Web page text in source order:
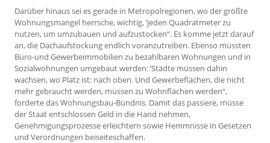
Darüber hinaus sei es gerade in Metropolregionen, wo der größte
Wohnungsmangel herrsche, wichtig, ‛jeden Quadratmeter zu
nutzen, um umzubauen und aufzustocken“. Es komme jetzt darauf
an, die Dachaufstockung endlich voranzutreiben. Ebenso müssten
Büro-und Gewerbeimmobilien zu bezahlbaren Wohnungen und in
Sozialwohnungen umgebaut werden: ‛Städte müssen dahin
wachsen, wo Platz ist: nach oben. Und Gewerbeflächen, die nicht
mehr gebraucht werden, müssen zu Wohnflächen werden“,
forderte das Wohnungsbau-Bündnis. Damit das passiere, müsse
der Staat entschlossen Geld in die Hand nehmen,
Genehmigungsprozesse erleichtern sowie Hemmnisse in Gesetzen
und Verordnungen beiseiteschaffen.